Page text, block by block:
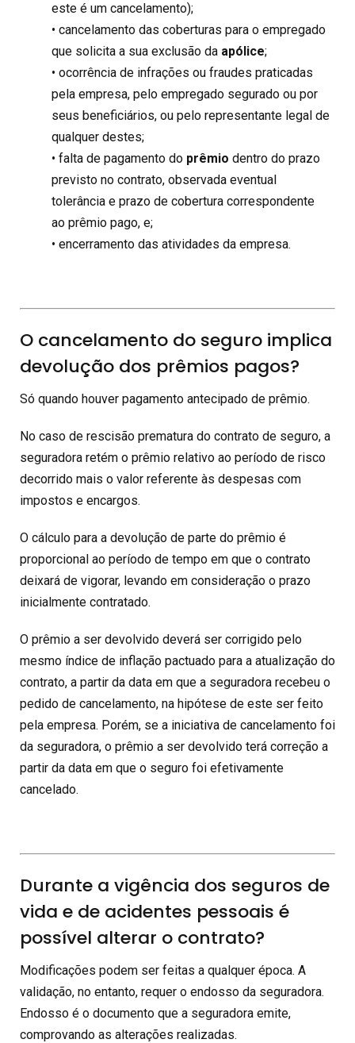
este é um cancelamento);
• cancelamento das coberturas para o empregado
que solicita a sua exclusão da apólice;
• ocorrência de infrações ou fraudes praticadas
pela empresa, pelo empregado segurado ou por
seus beneficiários, ou pelo representante legal de
qualquer destes;
• falta de pagamento do prêmio dentro do prazo
previsto no contrato, observada eventual
tolerância e prazo de cobertura correspondente
ao prêmio pago, e;
• encerramento das atividades da empresa.
O cancelamento do seguro implica
devolução dos prêmios pagos?
Só quando houver pagamento antecipado de prêmio.
No caso de rescisão prematura do contrato de seguro, a
seguradora retém o prêmio relativo ao período de risco
decorrido mais o valor referente às despesas com
impostos e encargos.
O cálculo para a devolução de parte do prêmio é
proporcional ao período de tempo em que o contrato
deixará de vigorar, levando em consideração o prazo
inicialmente contratado.
O prêmio a ser devolvido deverá ser corrigido pelo
mesmo índice de inflação pactuado para a atualização do
contrato, a partir da data em que a seguradora recebeu o
pedido de cancelamento, na hipótese de este ser feito
pela empresa. Porém, se a iniciativa de cancelamento foi
da seguradora, o prêmio a ser devolvido terá correção a
partir da data em que o seguro foi efetivamente
cancelado.
Durante a vigência dos seguros de
vida e de acidentes pessoais é
possível alterar o contrato?
Modificações podem ser feitas a qualquer época. A
validação, no entanto, requer o endosso da seguradora.
Endosso é o documento que a seguradora emite,
comprovando as alterações realizadas.